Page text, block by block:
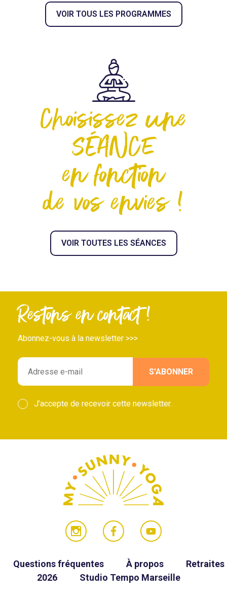
VOIR TOUS LES PROGRAMMES
Choisissez une
SÉANCE
en fonction
de vos envies !
VOIR TOUTES LES SÉANCES
Restons en contact !
Abonnez-vous à la newsletter >>>
J’accepte de recevoir cette newsletter.
Questions fréquentes À propos
Retraites
2026
Studio Tempo Marseille